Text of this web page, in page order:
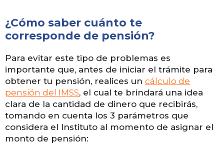
¿Cómo saber cuánto te
corresponde de pensión?
Para evitar este tipo de problemas es
importante que, antes de iniciar el trámite para
obtener tu pensión, realices un cálculo de
pensión del IMSS, el cual te brindará una idea
clara de la cantidad de dinero que recibirás,
tomando en cuenta los 3 parámetros que
considera el Instituto al momento de asignar el
monto de pensión: